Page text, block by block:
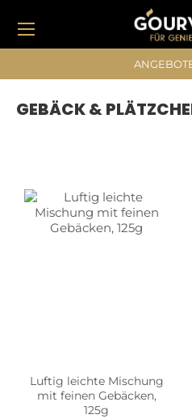
#DRÜCKEN SIE DIE
GEBÄCK &
Luftig leichte Mischung
mit feinen Gebäcken,
125g